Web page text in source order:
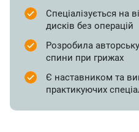
Спеціалізується на
дисків без операцій
Розробила
спини при грижах
Є наставником та
практикуючих